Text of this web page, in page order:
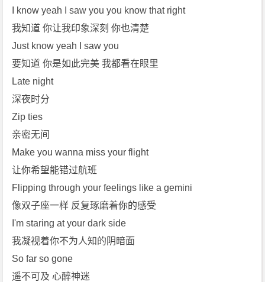
m
I know yeah I saw you you know that right
我知道 你让我印象深刻 你也清楚
Just know yeah I saw you
要知道 你是如此完美 我都看在眼里
Late night
深夜时分
Zip ties
亲密无间
Make you wanna miss your flight
让你希望能错过航班
Flipping through your feelings like a gemini
像双子座一样 反复琢磨着你的感受
I'm staring at your dark side
我凝视着你不为人知的阴暗面
So far so gone
遥不可及 心醉神迷